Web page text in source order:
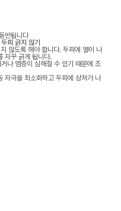
반됩니다
피 긁지 않기
않도록 해야 합니다. 두피에 열이 나
자꾸 긁게 됩니다.
나 염증이 심해질 수 있기 때문에 조
자극을 최소화하고 두피에 상처가 나